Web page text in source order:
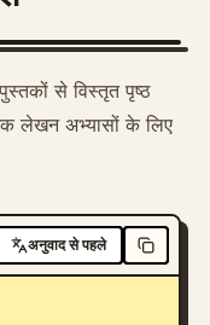
से विस्तृत पृष्ठ
लेखन अभ्यासों के लिए
अनुवाद से पहले